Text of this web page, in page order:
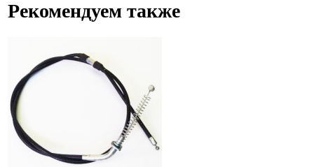
Рекомендуем также